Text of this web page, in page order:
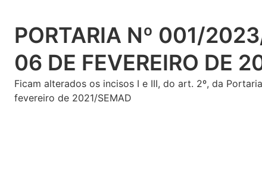
PORTARIA Nº 001/
06 DE FEVEREIRO DE
Ficam alterados os incisos I e III, do art. 2º, da
fevereiro de 2021/SEMAD